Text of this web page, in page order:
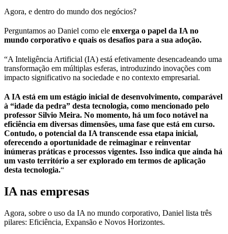
Agora, e dentro do mundo dos negócios?
Perguntamos ao Daniel como ele enxerga o papel da IA no
mundo corporativo e quais os desafios para a sua adoção.
“A Inteligência Artificial (IA) está efetivamente desencadeando uma
transformação em múltiplas esferas, introduzindo inovações com
impacto significativo na sociedade e no contexto empresarial.
A IA está em um estágio inicial de desenvolvimento, comparável
à “idade da pedra” desta tecnologia, como mencionado pelo
professor Silvio Meira. No momento, há um foco notável na
eficiência em diversas dimensões, uma fase que está em curso.
Contudo, o potencial da IA transcende essa etapa inicial,
oferecendo a oportunidade de reimaginar e reinventar
inúmeras práticas e processos vigentes. Isso indica que ainda há
um vasto território a ser explorado em termos de aplicação
desta tecnologia.“
IA nas empresas
Agora, sobre o uso da IA no mundo corporativo, Daniel lista três
pilares: Eficiência, Expansão e Novos Horizontes.